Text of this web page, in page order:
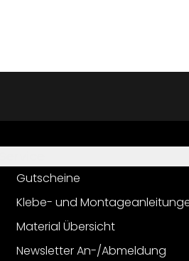
Gutscheine
Klebe- und
Material Übersicht
Newsletter An-/Abmeldung